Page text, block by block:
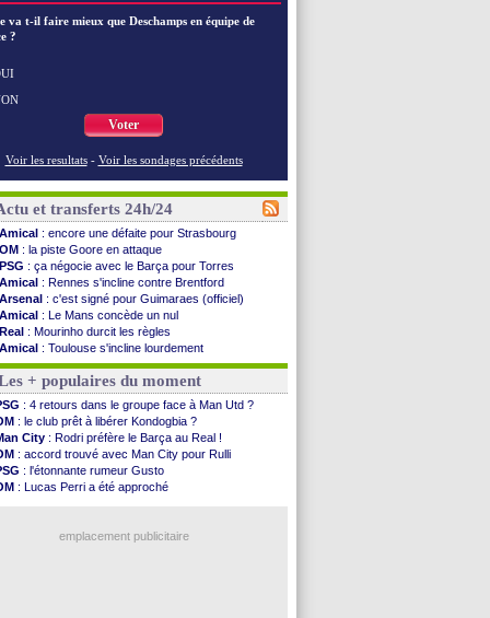
va t-il faire mieux que Deschamps en équipe de
?
Voter
Voir les resultats - Voir les sondages précédents
et transferts 24h/24
Amical : encore une défaite pour Strasbourg
OM : la piste Goore en attaque
PSG : ça négocie avec le Barça pour Torres
Amical : Rennes s'incline contre Brentford
Arsenal : c'est signé pour Guimaraes (officiel)
Amical : Le Mans concède un nul
Real : Mourinho durcit les règles
Amical : Toulouse s'incline lourdement
OM: Benatia et la "médiocrité" dans le club
Newcastle: Guimarães, le club se défend
: la 1ère journée à suivre en DIRECT !
PSG : une deuxième offre pour Suzuki
PSG: le groupe pour le match face à Man Utd
OM : le jour où tout a basculé pour Benatia
Heracles: Reine-Adélaïde, le sort s'acharne...
Monaco: Mawissa a gravement blessé Uche
OM : accord avec la Real Sociedad pour Aguerd
: le groupe pour défier le PSG
+ populaires du moment
: 4 retours dans le groupe face à Man Utd ?
: le club prêt à libérer Kondogbia ?
City : Rodri préfère le Barça au Real !
: accord trouvé avec Man City pour Rulli
: l'étonnante rumeur Gusto
: Lucas Perri a été approché
emplacement publicitaire